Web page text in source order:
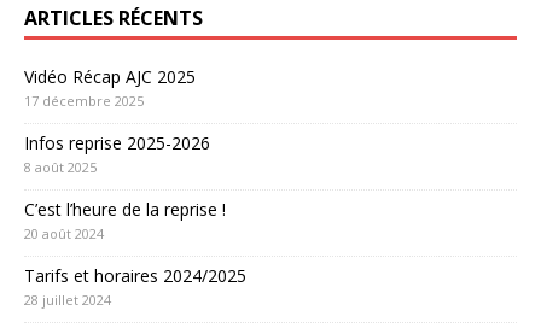
ARTICLES RÉCENTS
Vidéo Récap AJC 2025
17 décembre 2025
Infos reprise 2025-2026
8 août 2025
C’est l’heure de la reprise !
20 août 2024
Tarifs et horaires 2024/2025
28 juillet 2024